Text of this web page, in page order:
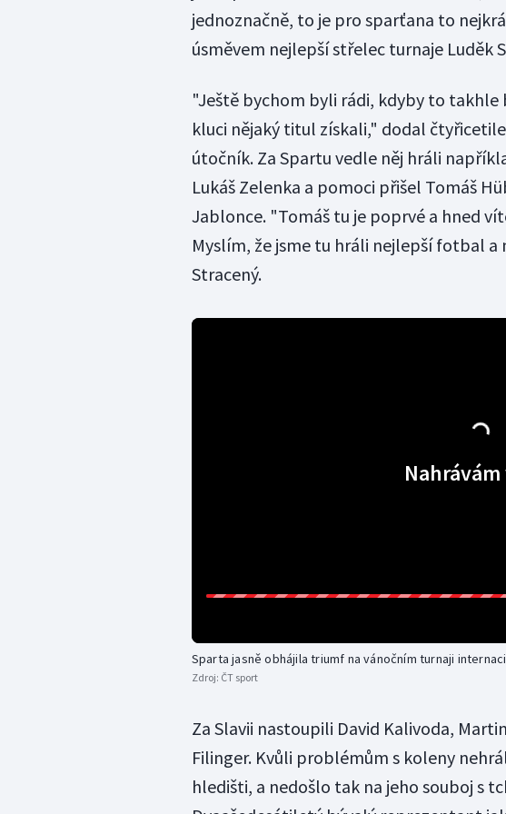
jednoznačně, to je pro sparťana to
úsměvem nejlepší střelec turnaje Luděk
"Ještě bychom byli rádi, kdyby to takhle
kluci nějaký titul získali," dodal
útočník. Za Spartu vedle něj hráli
Lukáš Zelenka a pomoci přišel Tomáš
Jablonce. "Tomáš tu je poprvé a hned
Myslím, že jsme tu hráli nejlepší fotbal
Stracený.
Sparta jasně obhájila triumf na vánočním turnaji
Zdroj: ČT sport
Za Slavii nastoupili David Kalivoda,
Filinger. Kvůli problémům s koleny
hledišti, a nedošlo tak na jeho souboj s